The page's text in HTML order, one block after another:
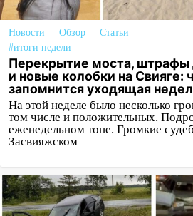
Новости Обзор
Статьи
#итоги недели
Перекрытие моста, штрафы
и новые колобки на Свияге:
запомнится уходящая
На этой неделе было несколько
том числе и положительных.
еженедельном топе. Громкие
Засвияжском